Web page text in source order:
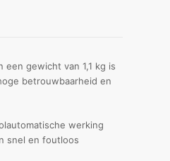
een gewicht van 1,1 kg is
betrouwbaarheid en
werking
snel en foutloos